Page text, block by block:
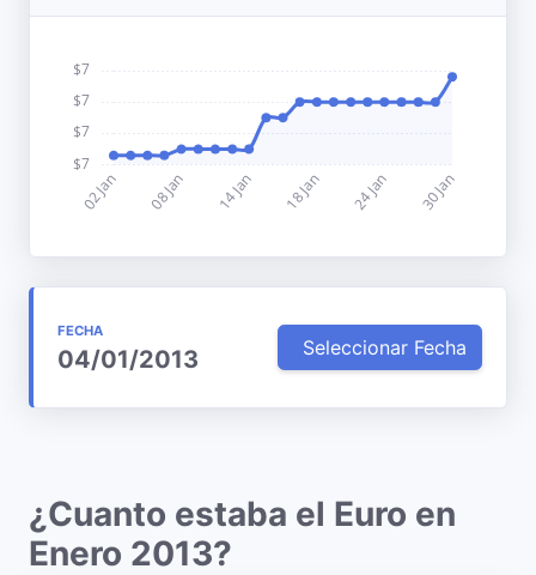
FECHA
04/01/2013 Seleccionar Fecha
¿Cuanto estaba el Euro en
Enero 2013?